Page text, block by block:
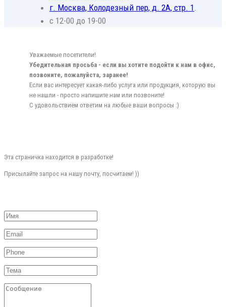
г. Москва, Колодезный пер, д. 2А, стр. 1.
с 12-00 до 19-00
Уважаемые посетители!
Убедительная просьба - если вы хотите подойти к нам в офис,
позвоните, пожалуйста, заранее!
Если вас интересует какая-либо услуга или продукция, которую вы
не нашли - просто напишите нам или позвоните!
С удовольствием ответим на любые ваши вопросы :)
Эта страничка находится в разработке!
Присылайте запрос на нашу почту, посчитаем! ))